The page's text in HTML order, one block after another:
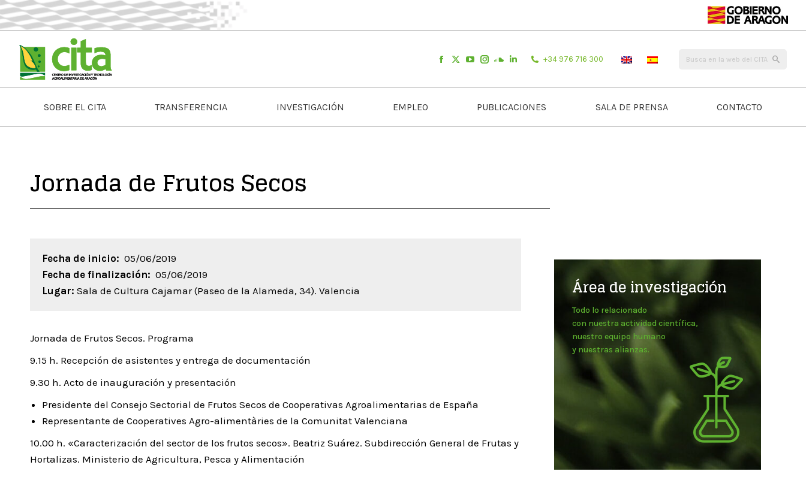
+34 976 716 300
SOBRE EL CITA TRANSFERENCIA INVESTIGACIÓN EMPLEO PUBLICACIONES SALA DE PRENSA CONTACTO
Jornada de Frutos Secos
Fecha de inicio: 05/06/2019
Fecha de finalización: 05/06/2019
Lugar: Sala de Cultura Cajamar (Paseo de la Alameda, 34). Valencia
Jornada de Frutos Secos. Programa
9.15 h. Recepción de asistentes y entrega de documentación
9.30 h. Acto de inauguración y presentación
Presidente del Consejo Sectorial de Frutos Secos de Cooperativas Agroalimentarias de España
Representante de Cooperatives Agro-alimentàries de la Comunitat Valenciana
10.00 h. «Caracterización del sector de los frutos secos». Beatriz Suárez. Subdirección General de Frutas y
Hortalizas. Ministerio de Agricultura, Pesca y Alimentación
Área de investigación
Todo lo relacionado
con nuestra actividad científica,
nuestro equipo humano
y nuestras alianzas.